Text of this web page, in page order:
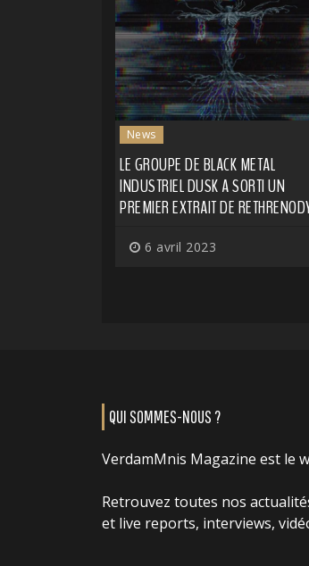
News
LE GROUPE DE BLACK METAL
INDUSTRIEL DUSK A SORTI UN
PREMIER EXTRAIT DE
6 avril 2023
QUI SOMMES-NOUS ?
VerdamMnis Magazine est le
Retrouvez toutes nos
et live reports, interviews,